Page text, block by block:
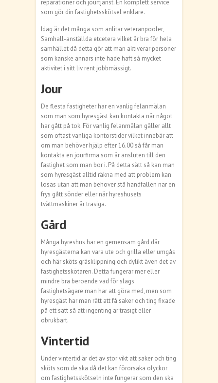
reparationer och jourtjänst. En komplett service
som gör din fastighetsskötsel enklare.
Idag är det många som anlitar veteranpooler,
Samhall-anställda etcetera vilket är bra för hela
samhället då detta gör att man aktiverar personer
som kanske annars inte hade haft så mycket
aktivitet i sitt liv rent jobbmässigt.
Jour
De flesta fastigheter har en vanlig felanmälan
som man som hyresgäst kan kontakta när något
har gått på tok. För vanlig felanmälan gäller allt
som oftast vanliga kontorstider vilket innebär att
om man behöver hjälp efter 16.00 så får man
kontakta en jourfirma som är ansluten till den
fastighet som man bor i. På detta sätt så kan man
som hyresgäst alltid räkna med att problem kan
lösas utan att man behöver stå handfallen när en
frys gått sönder eller när hyreshusets
tvättmaskiner är trasiga.
Gård
Många hyreshus har en gemensam gård där
hyresgästerna kan vara ute och grilla eller umgås
och här sköts gräsklippning och dylikt även det av
fastighetsskötaren. Detta fungerar mer eller
mindre bra beroende vad för slags
fastighetsägare man har att göra med, men som
hyresgäst har man rätt att få saker och ting fixade
på ett sätt så att ingenting är trasigt eller
obrukbart.
Vintertid
Under vintertid är det av stor vikt att saker och ting
sköts som de ska då det kan förorsaka olyckor
om fastighetsskötseln inte fungerar som den ska